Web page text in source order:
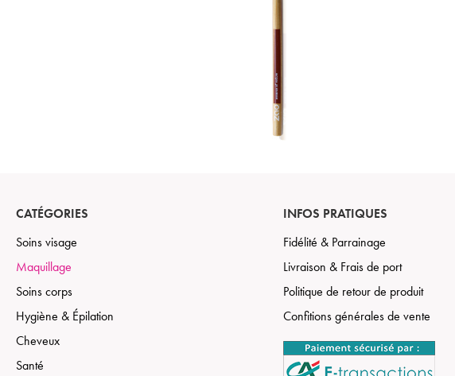
CATÉGORIES
Soins visage
Maquillage
Soins corps
Hygiène & Épilation
Cheveux
Santé
INFOS PRATIQUES
Fidélité & Parrainage
Livraison & Frais de port
Politique de retour de produit
Confitions générales de vente